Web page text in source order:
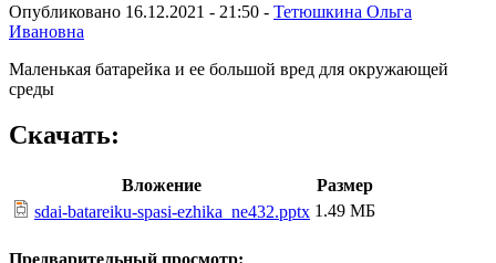
Опубликовано 16.12.2021 - 21:50 - Тетюшкина Ольга
Ивановна
Маленькая батарейка и ее большой вред для окружающей
среды
Скачать:
Вложение
Размер
sdai-batareiku-spasi-ezhika_ne432.pptx 1.49 МБ
Предварительный просмотр: